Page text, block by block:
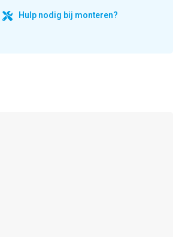
Hulp nodig bij monteren?